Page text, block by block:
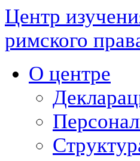
Центр
римского
О центре